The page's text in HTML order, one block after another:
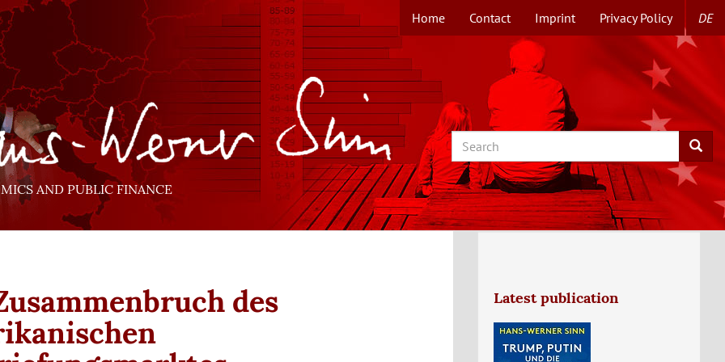
TOPMENUE
EN
Home Contact Imprint Privacy Policy DE
AND PUBLIC FINANCE
Search Search
des
Latest publication